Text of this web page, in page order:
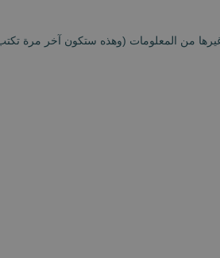
من المعلومات (وهذه ستكون آخر مرة